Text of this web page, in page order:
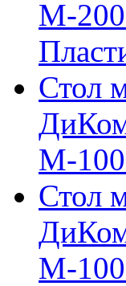
М-
Стол
М-
Стол
М-